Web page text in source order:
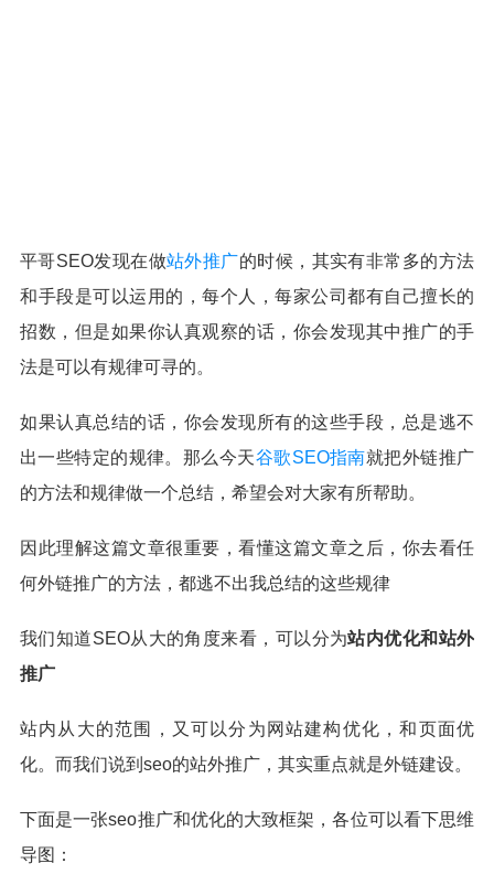
平哥SEO发现在做站外推广的时候，其实有非常多的方法
和手段是可以运用的，每个人，每家公司都有自己擅长的
招数，但是如果你认真观察的话，你会发现其中推广的手
法是可以有规律可寻的。
如果认真总结的话，你会发现所有的这些手段，总是逃不
出一些特定的规律。那么今天谷歌SEO指南就把外链推广
的方法和规律做一个总结，希望会对大家有所帮助。
因此理解这篇文章很重要，看懂这篇文章之后，你去看任
何外链推广的方法，都逃不出我总结的这些规律
我们知道SEO从大的角度来看，可以分为站内优化和站外
推广
站内从大的范围，又可以分为网站建构优化，和页面优
化。而我们说到seo的站外推广，其实重点就是外链建设。
下面是一张seo推广和优化的大致框架，各位可以看下思维
导图：